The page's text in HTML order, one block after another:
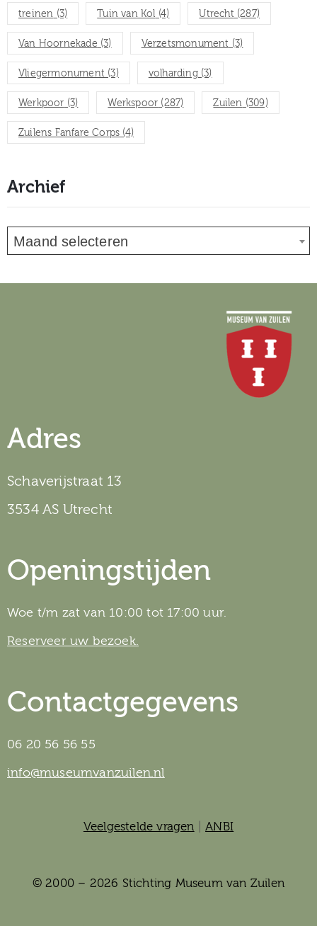
treinen (3) Tuin van Kol (4) Utrecht(287)
Van Hoornekade (3) Verzetsmonument (3)
Vliegermonument (3) volharding(3)
Werkpoor (3) Werkspoor (287) Zuilen (309)
Zuilens Fanfare Corps (4)
Archief
Maand selecteren
Adres
Schaverijstraat 13
3534 AS Utrecht
Openingstijden
Woe t/m zat van 10:00 tot 17:00 uur.
Reserveer uw bezoek.
Contactgegevens
06 20 56 56 55
info@museumvanzuilen.nl
Veelgestelde vragen |ANBI
© 2000 – 2026 Stichting Museum van Zuilen